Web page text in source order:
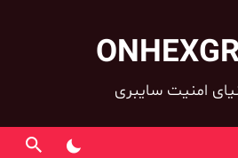
امنیت سایبری